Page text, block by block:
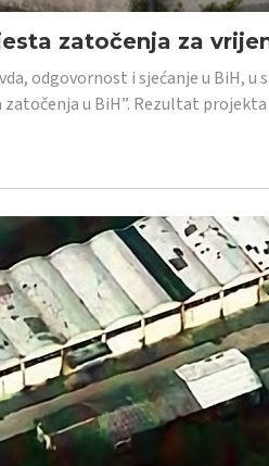
zatočenja za
odgovornost i sjećanje u BiH,
u BiH”. Rezultat